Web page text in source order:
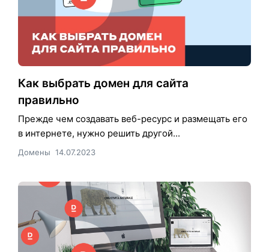
Как выбрать домен для сайта
правильно
Прежде чем создавать веб-ресурс и размещать его
в интернете, нужно решить другой...
Домены 14.07.2023